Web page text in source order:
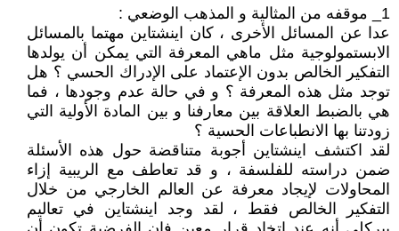
1_ موقفه من المثالية و المذهب الوضعي :
عدا عن المسائل الأخرى ، كان اينشتاين مهتما بالمسائل
الابستمولوجية مثل ماهي المعرفة التي يمكن أن يولدها
التفكير الخالص بدون الإعتماد على الإدراك الحسي ؟ هل
توجد مثل هذه المعرفة ؟ و في حالة عدم وجودها ، فما
هي بالضبط العلاقة بين معارفنا و بين المادة الأولية التي
زودتنا بها الانطباعات الحسية ؟
لقد اكتشف اينشتاين أجوبة متناقضة حول هذه الأسئلة
ضمن دراسته للفلسفة ، و قد تعاطف مع الريبية إزاء
المحاولات لإيجاد معرفة عن العالم الخارجي من خلال
التفكير الخالص فقط ، لقد وجد اينشتاين في تعاليم